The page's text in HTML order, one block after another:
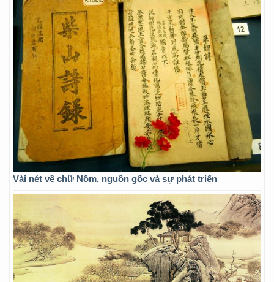
Vài nét về chữ Nôm, nguồn gốc và sự phát triển